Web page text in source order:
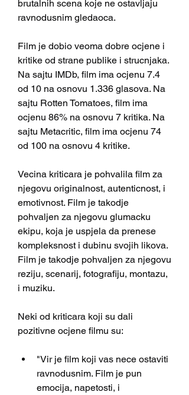
brutalnih scena koje ne ostavljaju
ravnodusnim gledaoca.
Film je dobio veoma dobre ocjene i
kritike od strane publike i strucnjaka.
Na sajtu IMDb, film ima ocjenu 7.4
od 10 na osnovu 1.336 glasova. Na
sajtu Rotten Tomatoes, film ima
ocjenu 86% na osnovu 7 kritika. Na
sajtu Metacritic, film ima ocjenu 74
od 100 na osnovu 4 kritike.
Vecina kriticara je pohvalila film za
njegovu originalnost, autenticnost, i
emotivnost. Film je takodje
pohvaljen za njegovu glumacku
ekipu, koja je uspjela da prenese
kompleksnost i dubinu svojih likova.
Film je takodje pohvaljen za njegovu
reziju, scenarij, fotografiju, montazu,
i muziku.
Neki od kriticara koji su dali
pozitivne ocjene filmu su:
"Vir je film koji vas nece ostaviti
ravnodusnim. Film je pun
emocija, napetosti, i